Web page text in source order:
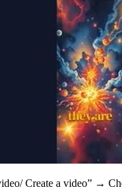
Create a video” →